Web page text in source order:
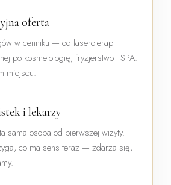
oferta
w cenniku — od laseroterapii i
po kosmetologię, fryzjerstwo i SPA.
miejscu.
i lekarzy
sama osoba od pierwszej wizyty.
co ma sens teraz — zdarza się,